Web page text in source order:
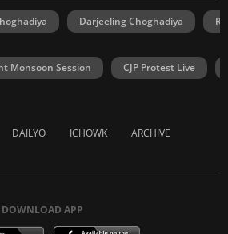
Darjeeling Choghadiya
Monsoon Session CJP Protest Live
DAILYO ICHOWK ARCHIVE
DOWNLOAD APP